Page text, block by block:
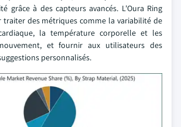
grâce à des capteurs avancés. L'Oura Ring
des métriques comme la variabilité de
la température corporelle et les
et fournir aux utilisateurs des
personnalisés.